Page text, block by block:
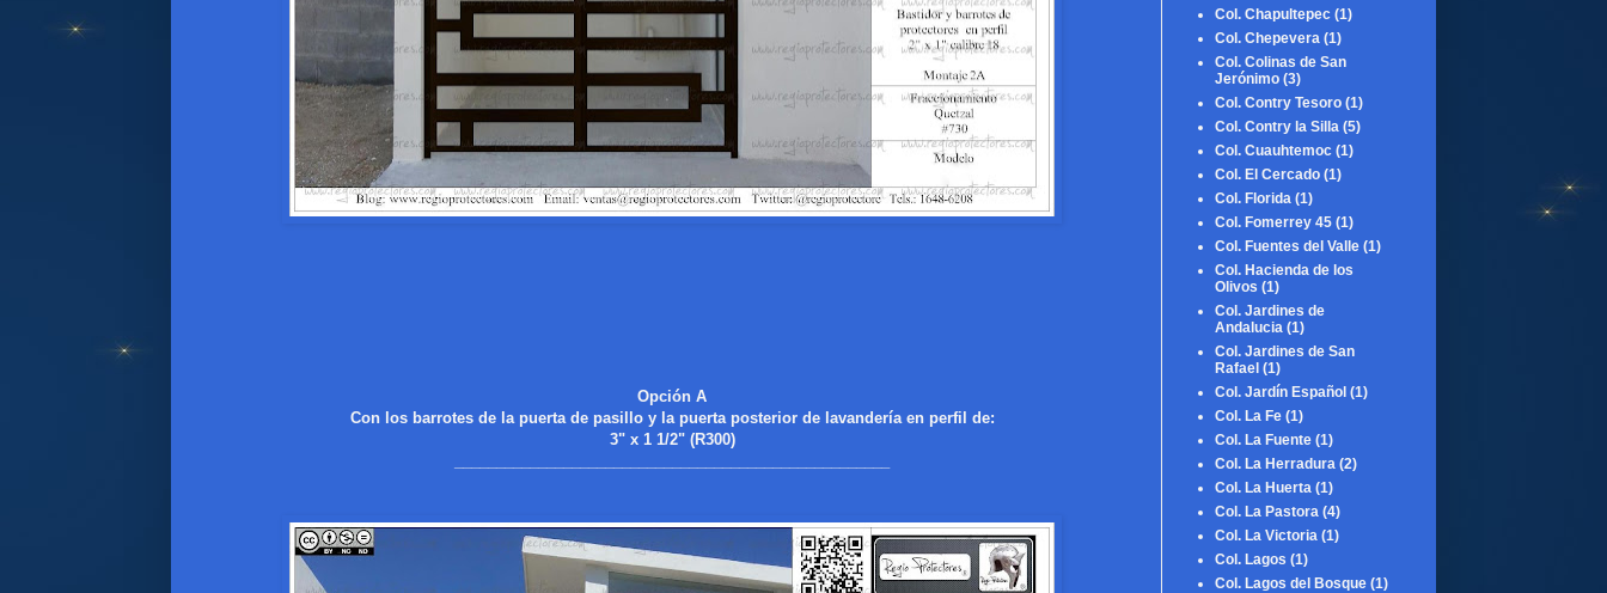
Opción A
Con los barrotes de la puerta de pasillo y la puerta posterior de lavandería en perfil de:
3" x 1 1/2" (R300)
Col. Chapultepec (1)
Col. Chepevera (1)
Col. Colinas de San
Jerónimo (3)
Col. Contry Tesoro (1)
Col. Contry la Silla (5)
Col. Cuauhtemoc (1)
Col. El Cercado (1)
Col. Florida (1)
Col. Fomerrey 45 (1)
Col. Fuentes del Valle (1)
Col. Hacienda de los
Olivos (1)
Col. Jardines de
Andalucia (1)
Col. Jardines de San
Rafael (1)
Col. Jardín Español (1)
Col. La Fe (1)
Col. La Fuente (1)
Col. La Herradura (2)
Col. La Huerta (1)
Col. La Pastora (4)
Col. La Victoria (1)
Col. Lagos (1)
Col. Lagos del Bosque (1)